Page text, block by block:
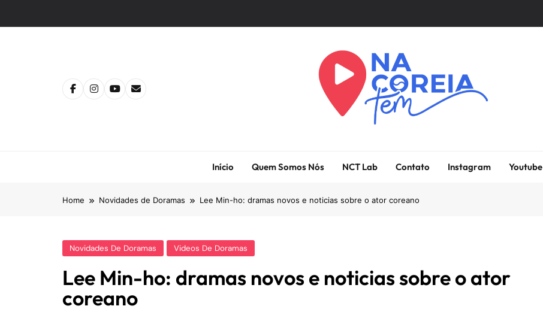
Início Quem Somos Nós NCT Lab Contato Instagram Youtube
Home Novidades de Doramas Lee Min-ho: dramas novos e noticias sobre o ator coreano
Novidades De Doramas Videos De Doramas
Lee Min-ho: dramas novos e noticias sobre o ator
coreano